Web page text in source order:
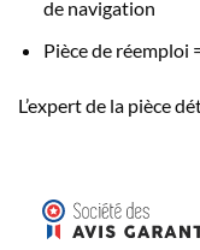
de navigation
Pièce de réemploi
L’expert de la pièce